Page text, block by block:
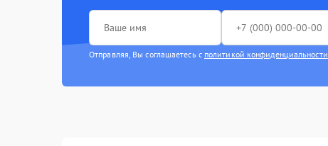
Отправляя, Вы соглашаетесь с политикой конфиденциальности